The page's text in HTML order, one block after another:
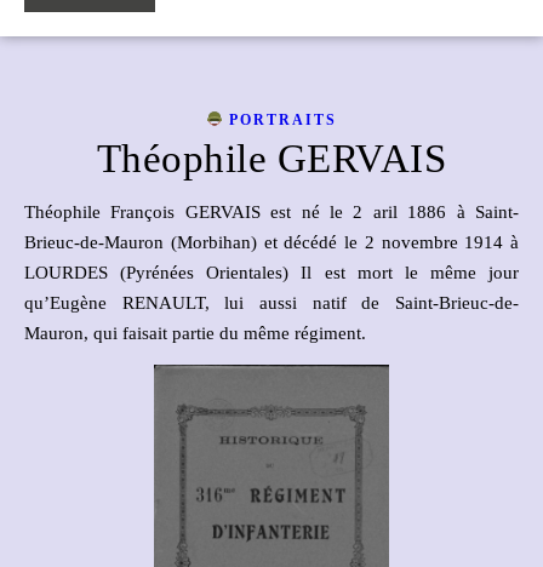
PORTRAITS
Théophile GERVAIS
Théophile François GERVAIS est né le 2 aril 1886 à Saint-
Brieuc-de-Mauron (Morbihan) et décédé le 2 novembre 1914 à
LOURDES (Pyrénées Orientales) Il est mort le même jour
qu’Eugène RENAULT, lui aussi natif de Saint-Brieuc-de-
Mauron, qui faisait partie du même régiment.